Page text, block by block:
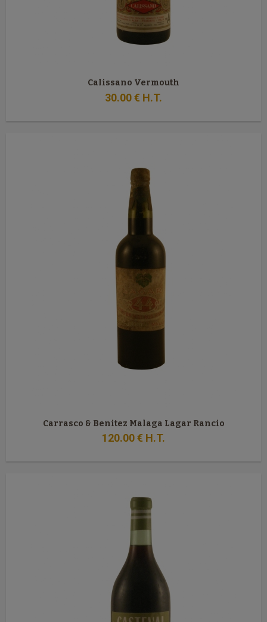
Calissano Vermouth
30.00€ H.T.
Carrasco & Benitez Malaga Lagar Rancio
120.00€ H.T.